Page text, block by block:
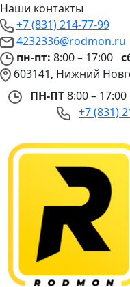
Наши контакты
+7 (831) 214-77-99
4232336@rodmon.ru
пн-пт: 8:00 – 17:00
603141, Нижний
ПН-ПТ8:00 – 17:00
+7 (831)